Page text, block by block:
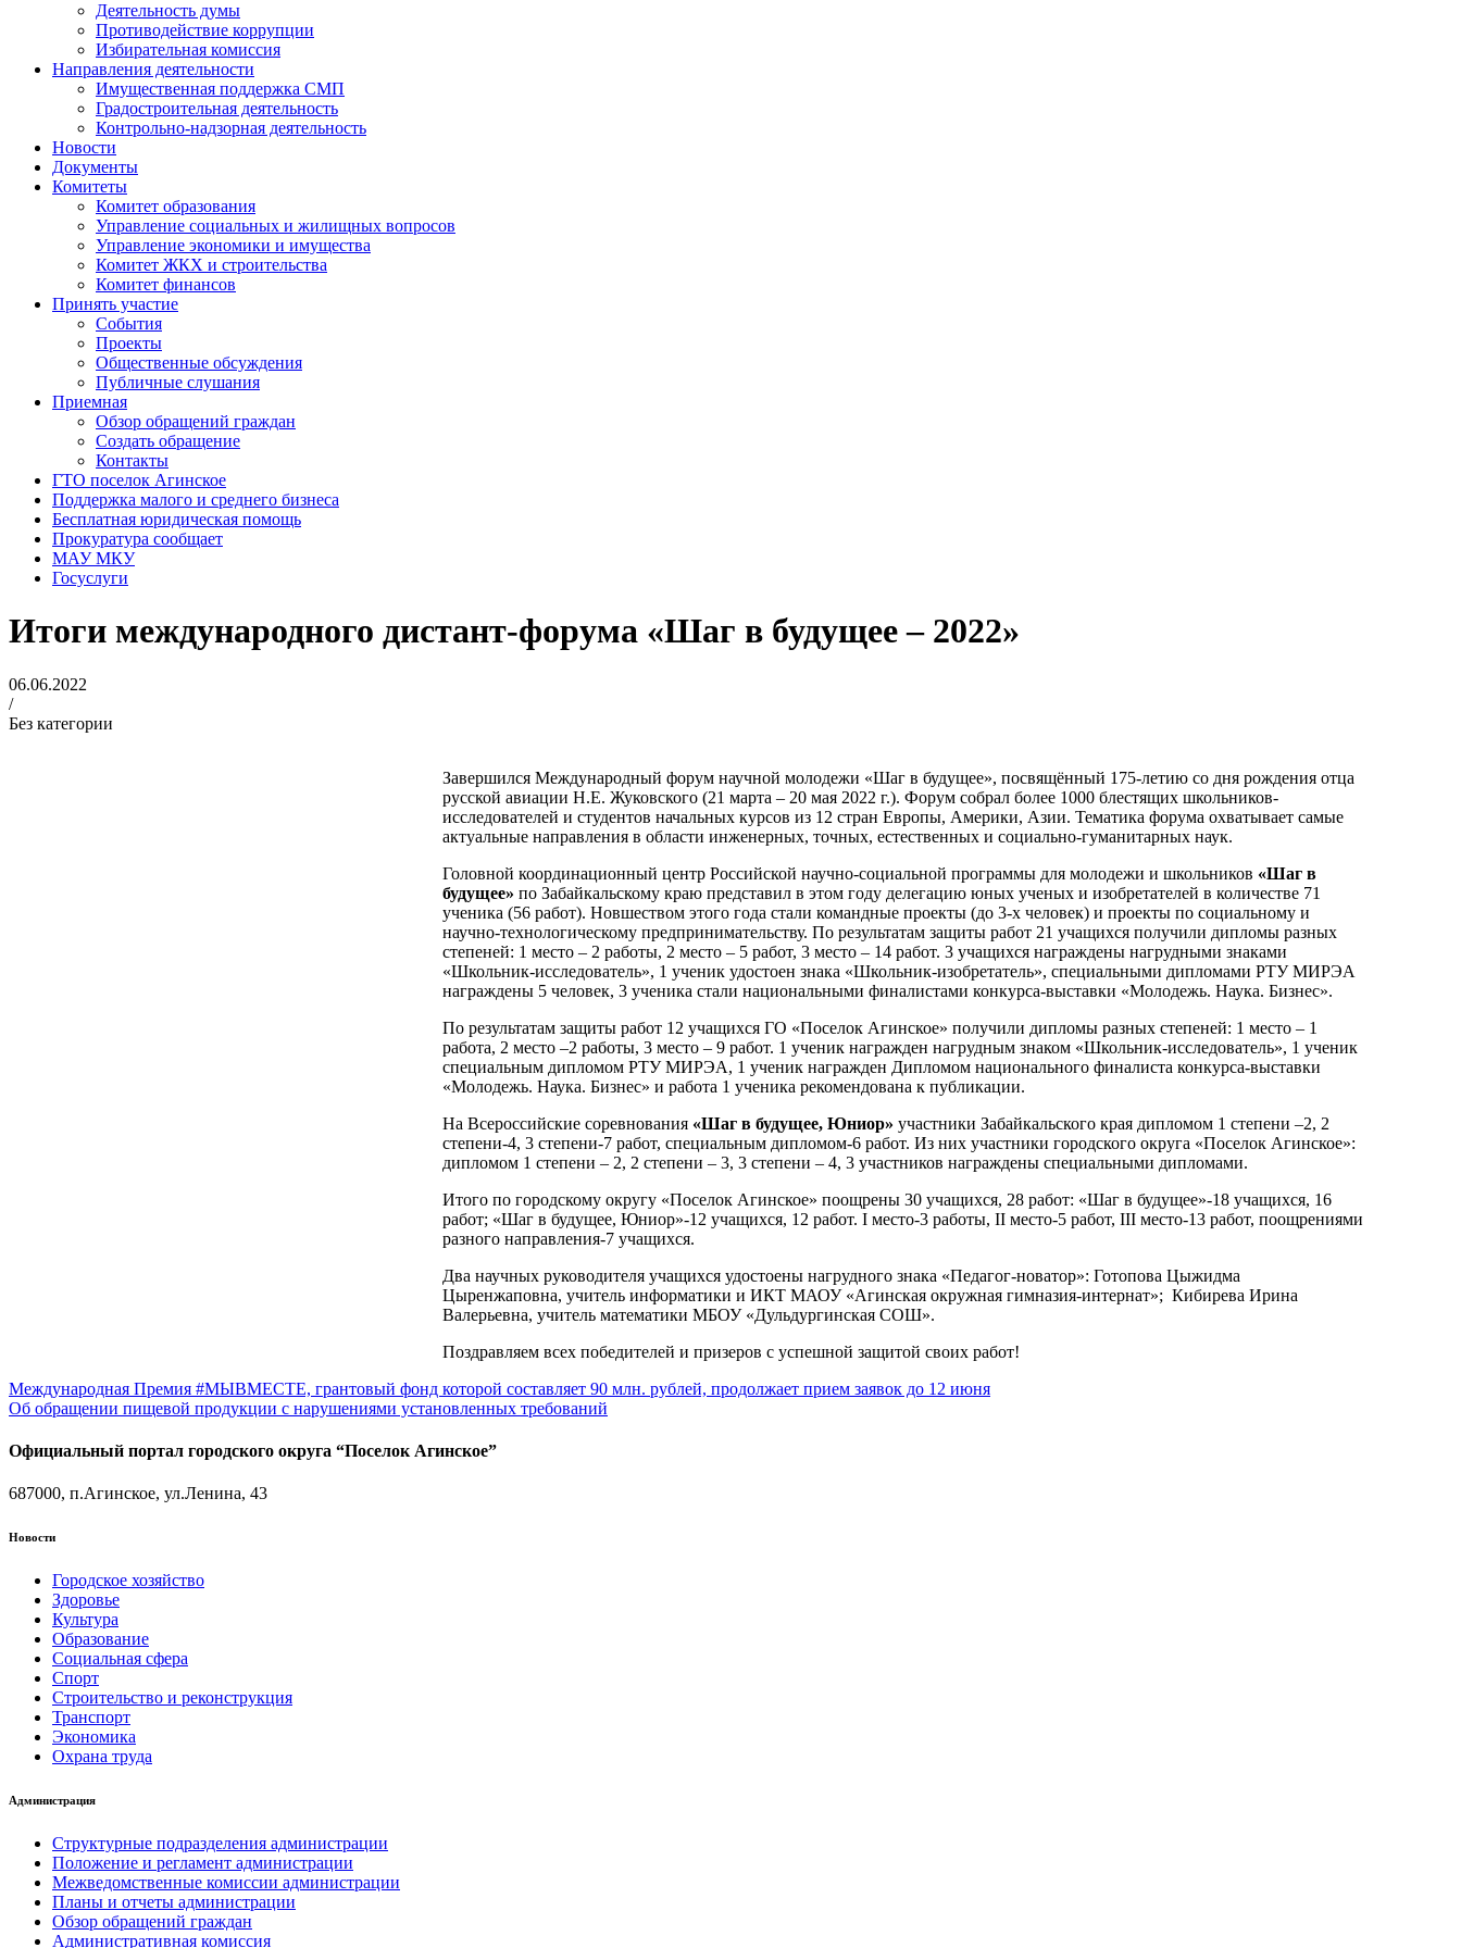
Деятельность думы
Противодействие коррупции
Избирательная комиссия
Направления деятельности
Имущественная поддержка СМП
Градостроительная деятельность
Контрольно-надзорная деятельность
Новости
Документы
Комитеты
Комитет образования
Управление социальных и жилищных вопросов
Управление экономики и имущества
Комитет ЖКХ и строительства
Комитет финансов
Принять участие
События
Проекты
Общественные обсуждения
Публичные слушания
Приемная
Обзор обращений граждан
Создать обращение
Контакты
ГТО поселок Агинское
Поддержка малого и среднего бизнеса
Бесплатная юридическая помощь
Прокуратура сообщает
МАУ МКУ
Госуслуги
Итоги международного дистант-форума «Шаг в будущее – 2022»
06.06.2022
/
Без категории
Завершился Международный форум научной молодежи «Шаг в будущее», посвящённый 175-летию со дня рождения отца
русской авиации Н.Е. Жуковского (21 марта – 20 мая 2022 г.). Форум собрал более 1000 блестящих школьников-
исследователей и студентов начальных курсов из 12 стран Европы, Америки, Азии. Тематика форума охватывает самые
актуальные направления в области инженерных, точных, естественных и социально-гуманитарных наук.
Головной координационный центр Российской научно-социальной программы для молодежи и школьников «Шаг в
будущее» по Забайкальскому краю представил в этом году делегацию юных ученых и изобретателей в количестве 71
ученика (56 работ). Новшеством этого года стали командные проекты (до 3-х человек) и проекты по социальному и
научно-технологическому предпринимательству. По результатам защиты работ 21 учащихся получили дипломы разных
степеней: 1 место – 2 работы, 2 место – 5 работ, 3 место – 14 работ. 3 учащихся награждены нагрудными знаками
«Школьник-исследователь», 1 ученик удостоен знака «Школьник-изобретатель», специальными дипломами РТУ МИРЭА
награждены 5 человек, 3 ученика стали национальными финалистами конкурса-выставки «Молодежь. Наука. Бизнес».
По результатам защиты работ 12 учащихся ГО «Поселок Агинское» получили дипломы разных степеней: 1 место – 1
работа, 2 место –2 работы, 3 место – 9 работ. 1 ученик награжден нагрудным знаком «Школьник-исследователь», 1 ученик
специальным дипломом РТУ МИРЭА, 1 ученик награжден Дипломом национального финалиста конкурса-выставки
«Молодежь. Наука. Бизнес» и работа 1 ученика рекомендована к публикации.
На Всероссийские соревнования «Шаг в будущее, Юниор»участники Забайкальского края дипломом 1 степени –2, 2
степени-4, 3 степени-7 работ, специальным дипломом-6 работ. Из них участники городского округа «Поселок Агинское»:
дипломом 1 степени – 2, 2 степени – 3, 3 степени – 4, 3 участников награждены специальными дипломами.
Итого по городскому округу «Поселок Агинское» поощрены 30 учащихся, 28 работ: «Шаг в будущее»-18 учащихся, 16
работ; «Шаг в будущее, Юниор»-12 учащихся, 12 работ. I место-3 работы, II место-5 работ, III место-13 работ, поощрениями
разного направления-7 учащихся.
Два научных руководителя учащихся удостоены нагрудного знака «Педагог-новатор»: Готопова Цыжидма
Цыренжаповна, учитель информатики и ИКТ МАОУ «Агинская окружная гимназия-интернат»; Кибирева Ирина
Валерьевна, учитель математики МБОУ «Дульдургинская СОШ».
Поздравляем всех победителей и призеров с успешной защитой своих работ!
Навигация
по
записям
Международная Премия #МЫВМЕСТЕ, грантовый фонд которой составляет 90 млн. рублей, продолжает прием заявок до 12 июня
Об обращении пищевой продукции с нарушениями установленных требований
Официальный портал городского округа “Поселок Агинское”
687000, п.Агинское, ул.Ленина, 43
Новости
Городское хозяйство
Здоровье
Культура
Образование
Социальная сфера
Спорт
Строительство и реконструкция
Транспорт
Экономика
Охрана труда
Администрация
Структурные подразделения администрации
Положение и регламент администрации
Межведомственные комиссии администрации
Планы и отчеты администрации
Обзор обращений граждан
Административная комиссия